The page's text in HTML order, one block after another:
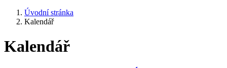
Úvodní stránka
Kalendář
Kalendář